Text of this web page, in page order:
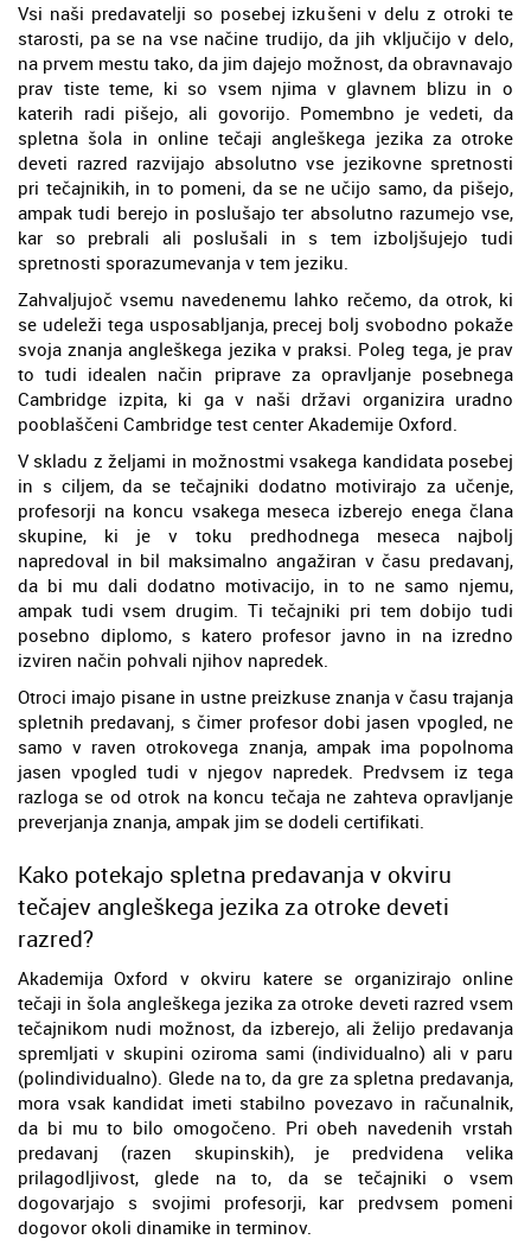
Vsi naši predavatelji so posebej izkušeni v delu z otroki te
starosti, pa se na vse načine trudijo, da jih vključijo v delo,
na prvem mestu tako, da jim dajejo možnost, da obravnavajo
prav tiste teme, ki so vsem njima v glavnem blizu in o
katerih radi pišejo, ali govorijo. Pomembno je vedeti, da
spletna šola in online tečaji angleškega jezika za otroke
deveti razred razvijajo absolutno vse jezikovne spretnosti
pri tečajnikih, in to pomeni, da se ne učijo samo, da pišejo,
ampak tudi berejo in poslušajo ter absolutno razumejo vse,
kar so prebrali ali poslušali in s tem izboljšujejo tudi
spretnosti sporazumevanja v tem jeziku.
Zahvaljujoč vsemu navedenemu lahko rečemo, da otrok, ki
se udeleži tega usposabljanja, precej bolj svobodno pokaže
svoja znanja angleškega jezika v praksi. Poleg tega, je prav
to tudi idealen način priprave za opravljanje posebnega
Cambridge izpita, ki ga v naši državi organizira uradno
pooblaščeni Cambridge test center Akademije Oxford.
V skladu z željami in možnostmi vsakega kandidata posebej
in s ciljem, da se tečajniki dodatno motivirajo za učenje,
profesorji na koncu vsakega meseca izberejo enega člana
skupine, ki je v toku predhodnega meseca najbolj
napredoval in bil maksimalno angažiran v času predavanj,
da bi mu dali dodatno motivacijo, in to ne samo njemu,
ampak tudi vsem drugim. Ti tečajniki pri tem dobijo tudi
posebno diplomo, s katero profesor javno in na izredno
izviren način pohvali njihov napredek.
Otroci imajo pisane in ustne preizkuse znanja v času trajanja
spletnih predavanj, s čimer profesor dobi jasen vpogled, ne
samo v raven otrokovega znanja, ampak ima popolnoma
jasen vpogled tudi v njegov napredek. Predvsem iz tega
razloga se od otrok na koncu tečaja ne zahteva opravljanje
preverjanja znanja, ampak jim se dodeli certifikati.
Kako potekajo spletna predavanja v okviru
tečajev angleškega jezika za otroke deveti
razred?
Akademija Oxford v okviru katere se organizirajo online
tečaji in šola angleškega jezika za otroke deveti razred vsem
tečajnikom nudi možnost, da izberejo, ali želijo predavanja
spremljati v skupini oziroma sami (individualno) ali v paru
(polindividualno). Glede na to, da gre za spletna predavanja,
mora vsak kandidat imeti stabilno povezavo in računalnik,
da bi mu to bilo omogočeno. Pri obeh navedenih vrstah
predavanj (razen skupinskih), je predvidena velika
prilagodljivost, glede na to, da se tečajniki o vsem
dogovarjajo s svojimi profesorji, kar predvsem pomeni
dogovor okoli dinamike in terminov.